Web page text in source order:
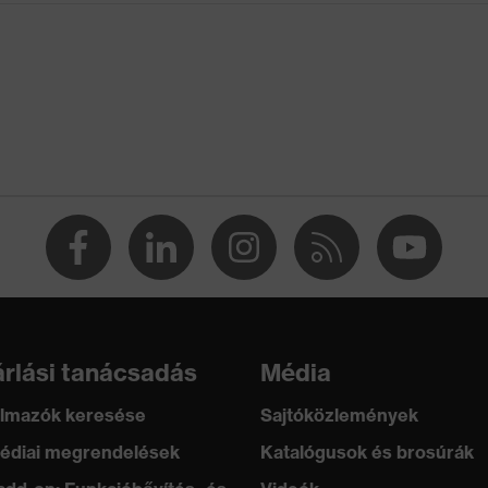
tanácsadás
keresése
megrendelések
Média
Sajtóközlemények
Katalógusok és brosúrák